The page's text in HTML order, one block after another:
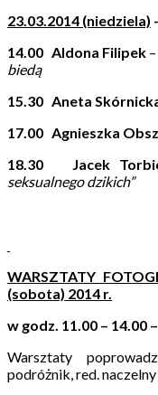
23.03.2014 (niedziela)
14.00 Aldona Filipek –
biedą
15.30 Aneta
17.00 Agnieszka
18.30
Jacek
seksualnego dzikich”
WARSZTATY
(sobota) 2014 r.
w godz. 11.00 – 14.00
Warsztaty
podróżnik, red.